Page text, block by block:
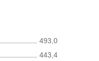
493,0
443,4